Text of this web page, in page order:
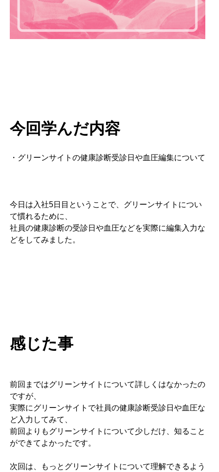
今回学んだ内容
・グリーンサイトの健康診断受診日や血圧編集について
今日は入社5日目ということで、グリーンサイトについ
て慣れるために、
社員の健康診断の受診日や血圧などを実際に編集入力な
どをしてみました。
感じた事
前回まではグリーンサイトについて詳しくはなかったの
ですが、
実際にグリーンサイトで社員の健康診断受診日や血圧な
ど入力してみて、
前回よりもグリーンサイトについて少しだけ、知ること
ができてよかったです。
次回は、もっとグリーンサイトについて理解できるよう